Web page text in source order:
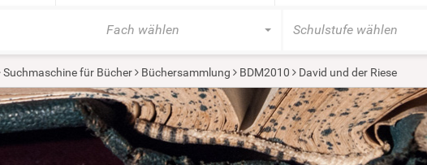
Fach wählen Schulstufe wählen
Suchmaschine für Bücher Büchersammlung BDM2010 David und der Riese